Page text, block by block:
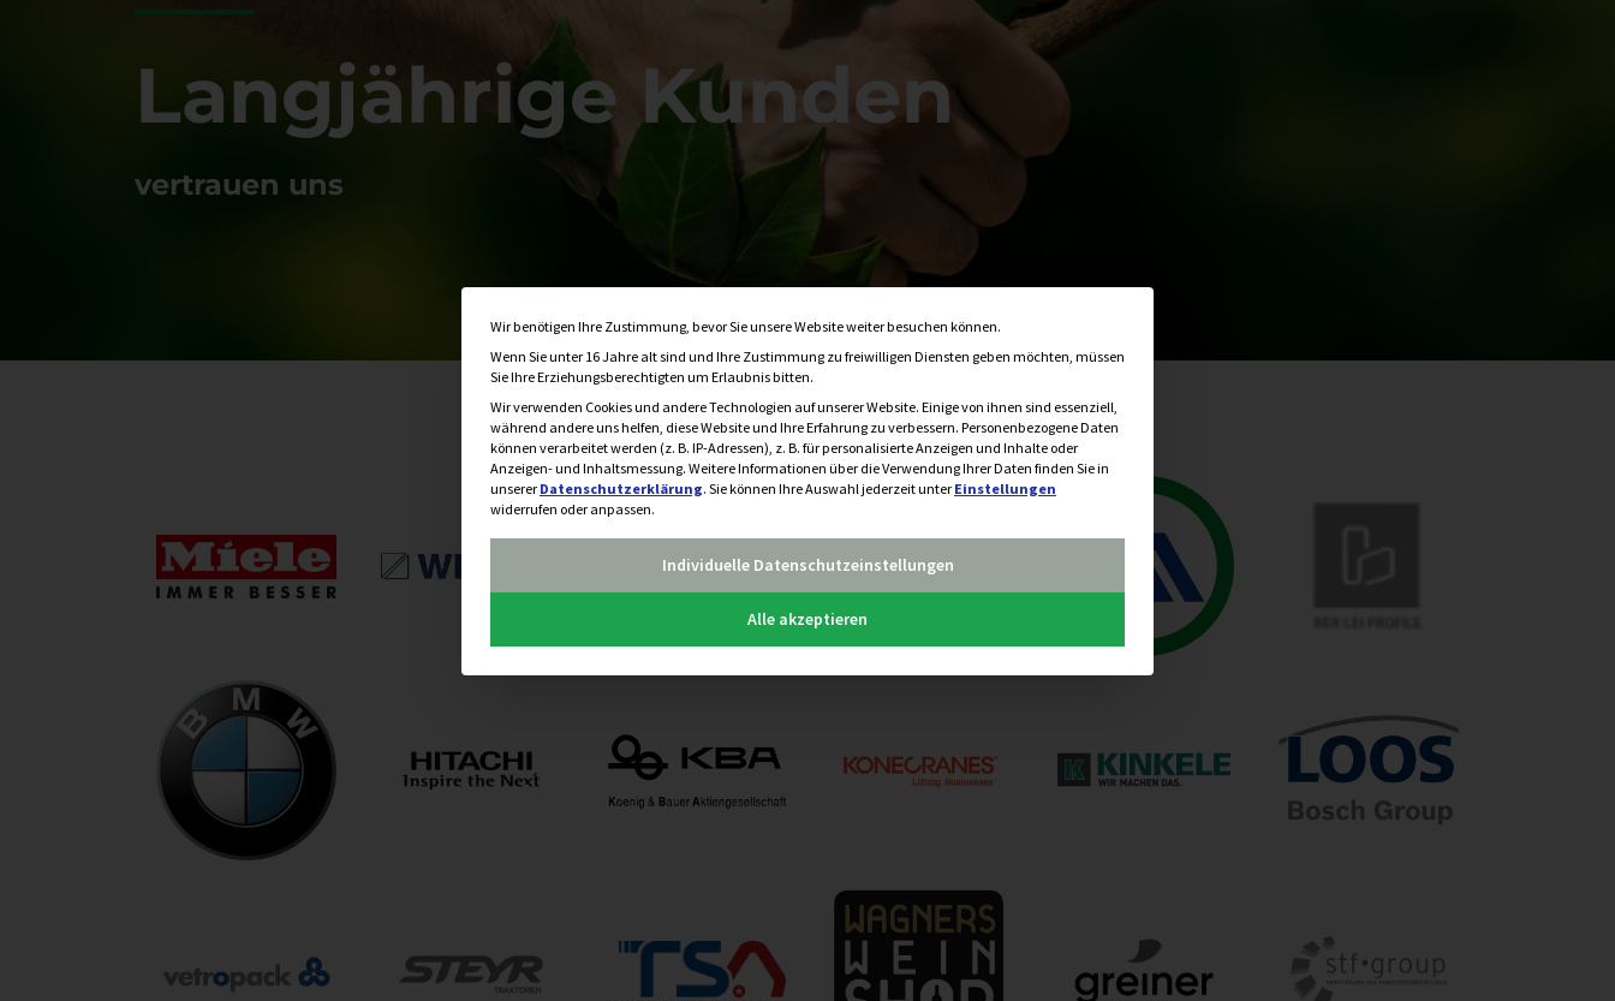
Langjährige Kunden
vertrauen uns
Datenschutzeinstellungen
Wir benötigen Ihre Zustimmung, bevor Sie unsere Website weiter besuchen können.
Wenn Sie unter 16 Jahre alt sind und Ihre Zustimmung zu freiwilligen Diensten geben möchten, müssen
Sie Ihre Erziehungsberechtigten um Erlaubnis bitten.
Wir verwenden Cookies und andere Technologien auf unserer Website. Einige von ihnen sind essenziell,
während andere uns helfen, diese Website und Ihre Erfahrung zu verbessern. Personenbezogene Daten
können verarbeitet werden (z. B. IP-Adressen), z. B. für personalisierte Anzeigen und Inhalte oder
Anzeigen- und Inhaltsmessung. Weitere Informationen über die Verwendung Ihrer Daten finden Sie in
unsererDatenschutzerklärung. Sie können Ihre Auswahl jederzeit unterEinstellungen
widerrufen oder anpassen.
Individuelle Datenschutzeinstellungen
Alle akzeptieren